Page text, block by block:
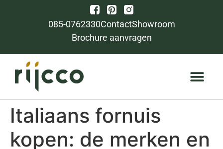
085-0762330ContactShowroom
Brochure aanvragen
Italiaans fornuis
kopen: de merken en